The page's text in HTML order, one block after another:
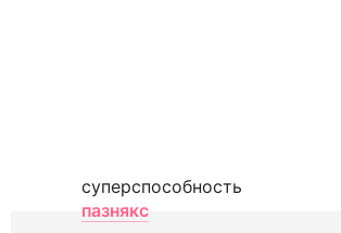
суперспособность
пазнякс